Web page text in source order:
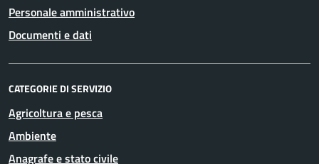
Personale amministrativo
Documenti e dati
CATEGORIE DI SERVIZIO
Agricoltura e pesca
Ambiente
Anagrafe e stato civile